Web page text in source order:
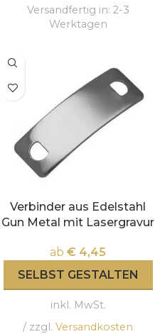
Versandfertig in: 2-3
Werktagen
Verbinder aus Edelstahl
Gun Metal mit Lasergravur
ab € 4,45
SELBST GESTALTEN
inkl. MwSt.
/ zzgl. Versandkosten